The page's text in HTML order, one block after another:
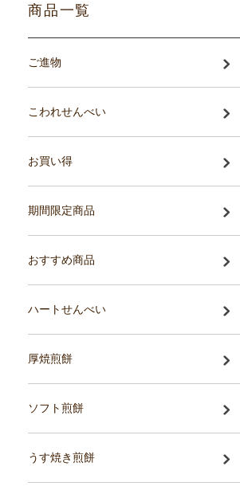
商品一覧
ご進物
こわれせんべい
お買い得
期間限定商品
おすすめ商品
ハートせんべい
厚焼煎餅
ソフト煎餅
うす焼き煎餅